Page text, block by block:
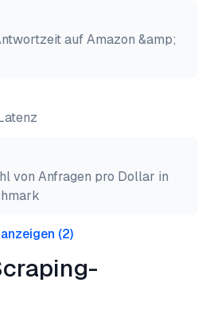
auf Amazon &amp;
von Anfragen pro Dollar in
(2)